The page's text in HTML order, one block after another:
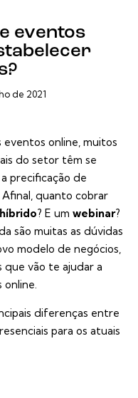
eventos
de 2021
online, muitos
do setor têm se
precificação de
quanto cobrar
? E um webinar?
são muitas as dúvidas
modelo de negócios,
que vão te ajudar a
online.
diferenças entre
para os atuais